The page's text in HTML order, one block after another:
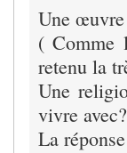
Une
( Comme
retenu la
Une
vivre avec?
La